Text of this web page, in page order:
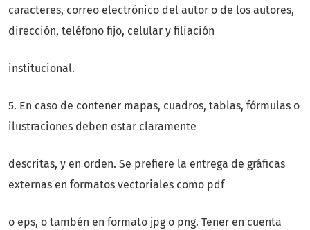
caracteres, correo electrónico del autor o de los autores,
dirección, teléfono fijo, celular y filiación
institucional.
5. En caso de contener mapas, cuadros, tablas, fórmulas o
ilustraciones deben estar claramente
descritas, y en orden. Se prefiere la entrega de gráficas
externas en formatos vectoriales como pdf
o eps, o tambén en formato jpg o png. Tener en cuenta